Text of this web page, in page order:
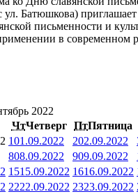
Батюшкова)
письменности и
в современном
2022
ЧтЧетверг ПтПятница
101.09.2022 202.09.2022
808.09.2022 909.09.2022
1515.09.2022 1616.09.2022
2222.09.2022 2323.09.2022